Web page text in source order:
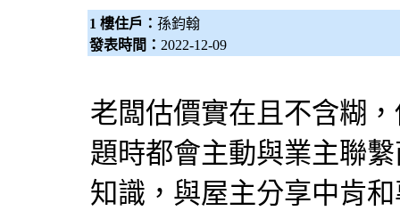
1 樓住戶： 孫鈞翰
發表時間： 2022-12-09
老闆估價實在且不含糊
題時都會主動與業主聯
知識，與屋主分享中肯